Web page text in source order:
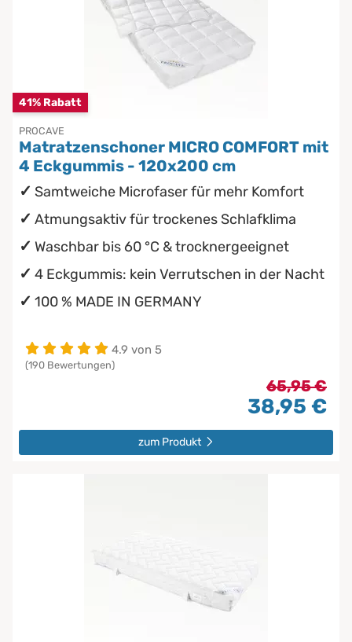
41% Rabatt
PROCAVE
Matratzenschoner MICRO COMFORT mit
4 Eckgummis - 120x200 cm
Samtweiche Microfaser für mehr Komfort
Atmungsaktiv für trockenes Schlafklima
Waschbar bis 60 °C & trocknergeeignet
4 Eckgummis: kein Verrutschen in der Nacht
100 % MADE IN GERMANY
4.9 von 5
(190 Bewertungen)
65,95 €
38,95 €
zum Produkt